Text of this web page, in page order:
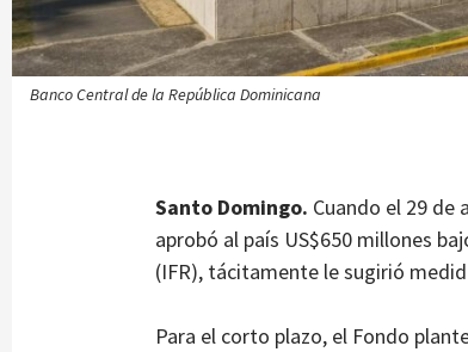
Banco Central de la República Dominicana
Santo Domingo. Cuando el 29 de
aprobó al país US$650 millones
(IFR), tácitamente le sugirió
Para el corto plazo, el Fondo